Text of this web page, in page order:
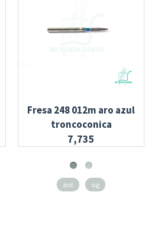
Fresa 248 012m aro azul
troncoconica
7,735
ant sig